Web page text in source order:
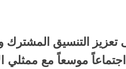
التنسيق المشترك
موسعاً مع ممثلي